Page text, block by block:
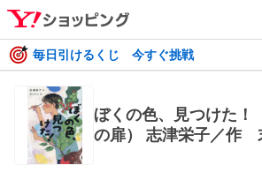
毎日引けるくじ 今すぐ挑戦
ぼくの色、見つけた！
の扉） 志津栄子／作